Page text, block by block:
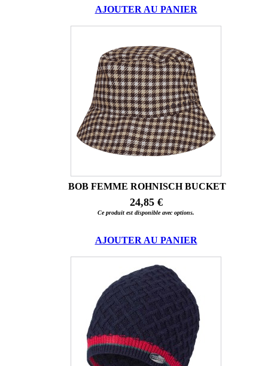
AJOUTER AU PANIER
BOB FEMME ROHNISCH BUCKET
24,85 €
Ce produit est disponible avec options.
AJOUTER AU PANIER